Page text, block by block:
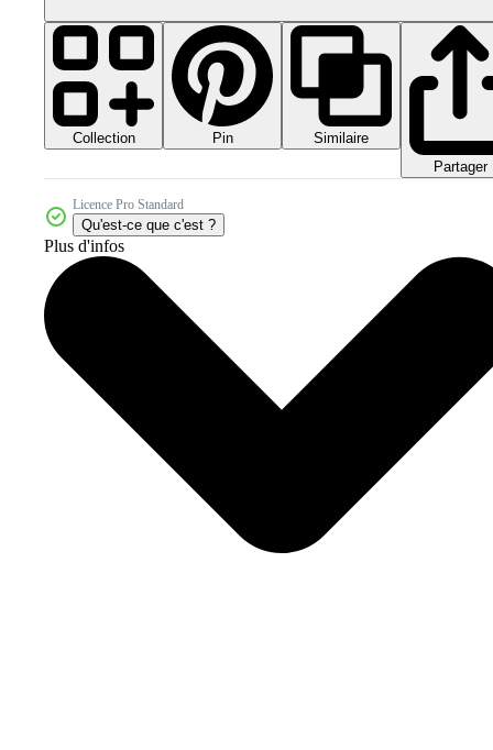
Collection Pin
Similaire
Partager
Licence Pro Standard
Qu'est-ce que c'est ?
Plus d'infos